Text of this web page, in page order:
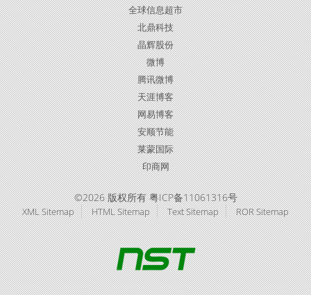
全球信息超市
北鼎科技
晶辉股份
微博
腾讯微博
天涯博客
网易博客
安顺节能
莱蒙国际
印商网
©2026 版权所有 粤ICP备11061316号
XML Sitemap HTML Sitemap Text Sitemap ROR Sitemap